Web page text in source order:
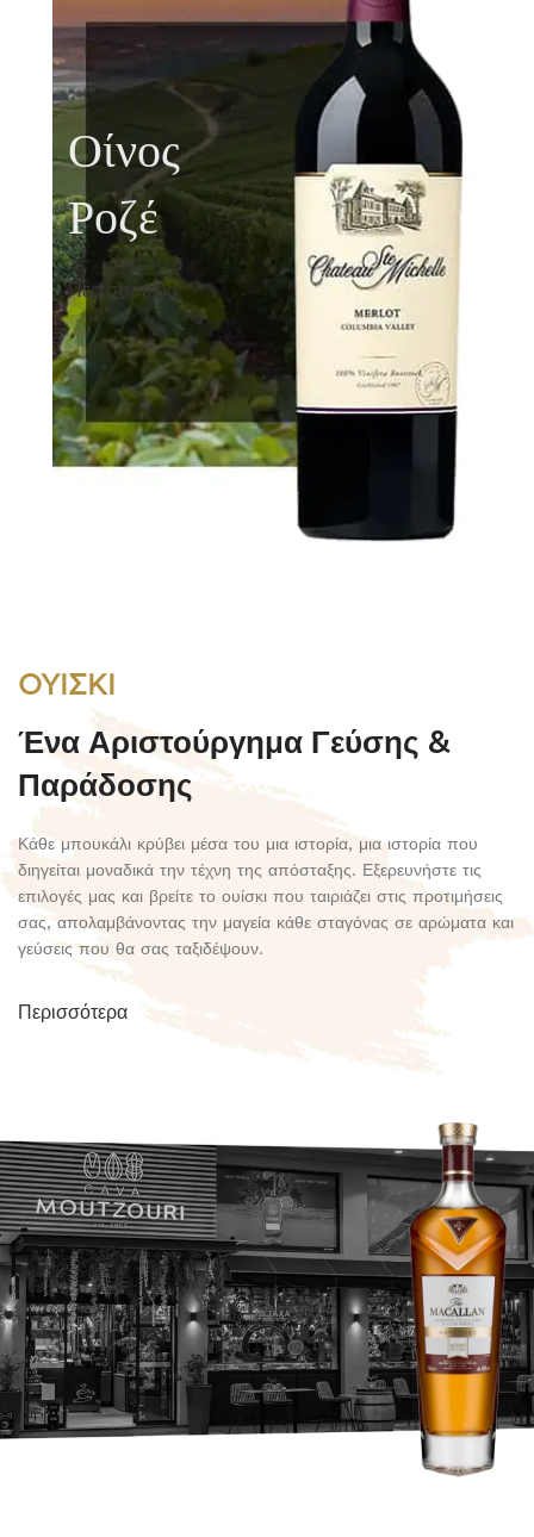
Οίνος
Ροζέ
Περισσότερα
ΟΥΙΣΚΙ
Ένα Αριστούργημα Γεύσης &
Παράδοσης
Κάθε μπουκάλι κρύβει μέσα του μια ιστορία, μια ιστορία που
διηγείται μοναδικά την τέχνη της απόσταξης. Εξερευνήστε τις
επιλογές μας και βρείτε το ουίσκι που ταιριάζει στις προτιμήσεις
σας, απολαμβάνοντας την μαγεία κάθε σταγόνας σε αρώματα και
γεύσεις που θα σας ταξιδέψουν.
Περισσότερα